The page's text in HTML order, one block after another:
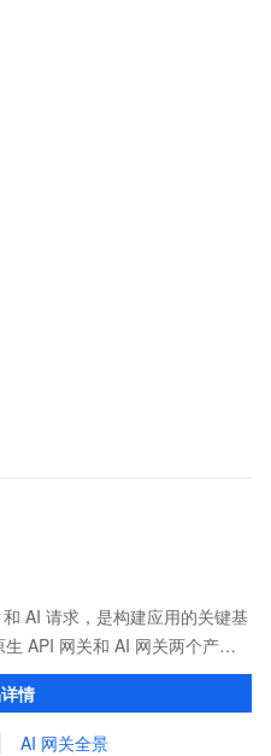
AI 请求，是构建应用的关键基
API 网关和 AI 网关两个产
情
AI 网关全景